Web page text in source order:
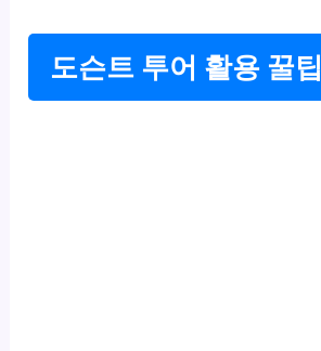
도슨트 투어 활용 꿀팁